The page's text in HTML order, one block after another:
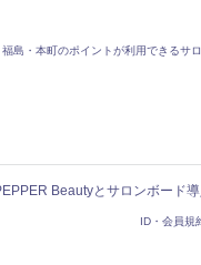
島・本町のポイントが利用できるサ
Beautyとサロンボード
ID・会員規